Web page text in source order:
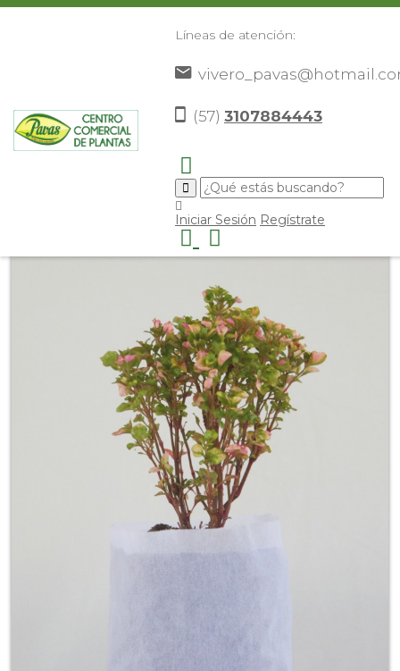
Líneas de atención:
(57) 3107884443
Iniciar Sesión Regístrate
Plantas> Plantas De Exterior>